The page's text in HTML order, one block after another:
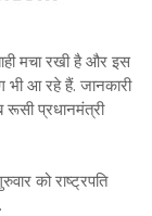
मचा रखी है और इस
भी आ रहे हैं. जानकारी
प्रधानमंत्री
को राष्ट्रपति